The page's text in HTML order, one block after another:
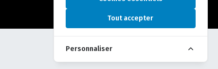
création FOY
Tout accepter
Personnaliser